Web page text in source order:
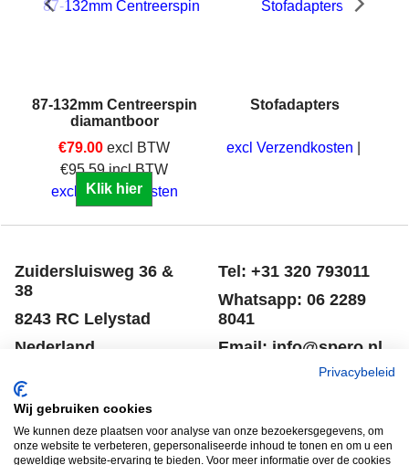
87-132mm Centreerspin
diamantboor
€79.00 excl BTW
€95.59 incl BTW
excl Verzendkosten
Klik hier
Stofadapters
excl Verzendkosten
Zuidersluisweg 36 &
38
8243 RC Lelystad
Nederland
Informatie
Tel: +31 320 793011
Whatsapp: 06 2289
8041
Email: info@spero.nl
Winkelmandje
Contact
Voorwaarden
Belgie
Privacybeleid
Wij gebruiken cookies
We kunnen deze plaatsen voor analyse van onze bezoekersgegevens, om
onze website te verbeteren, gepersonaliseerde inhoud te tonen en om u een
geweldige website-ervaring te bieden. Voor meer informatie over de cookies